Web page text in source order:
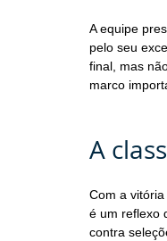
A equipe
pelo seu
final, mas
marco
A
Com a
é um reflexo
contra